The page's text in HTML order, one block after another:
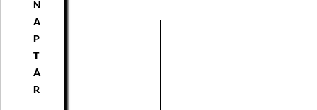
N
A
P
T
Á
R